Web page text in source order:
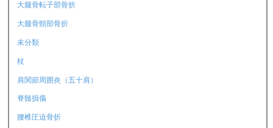
大腿骨転子部骨折
大腿骨頸部骨折
未分類
杖
肩関節周囲炎（五十肩）
脊髄損傷
腰椎圧迫骨折